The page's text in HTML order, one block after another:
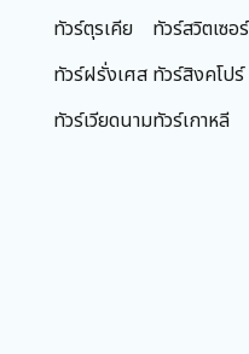
ทัวร์ตุรเคีย
ทัวร์ฝรั่งเศส
ทัวร์เวียดนาม
ทัวร์สวิตเซ
ทัวร์สิงคโปร์
ทัวร์เกาหลี